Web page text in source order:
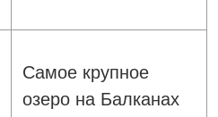
Самое крупное
озеро на Балканах